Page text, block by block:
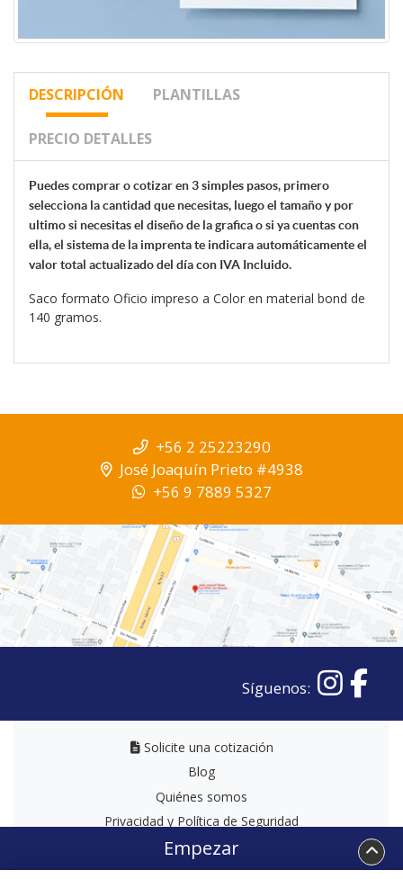
Empezar
DESCRIPCIÓN PLANTILLAS
PRECIO DETALLES
Puedes comprar o cotizar en 3 simples pasos, primero
selecciona la cantidad que necesitas, luego el tamaño y por
ultimo si necesitas el diseño de la grafica o si ya cuentas con
ella, el sistema de la imprenta te indicara automáticamente el
valor total actualizado del día con IVA Incluido.
Saco formato Oficio impreso a Color en material bond de
140 gramos.
+56 2 25223290
José Joaquín Prieto #4938
+56 9 7889 5327
Síguenos:
Solicite una cotización
Solicite una cotización
Blog
Quiénes somos
Privacidad y Política de Seguridad
Términos y Condiciones